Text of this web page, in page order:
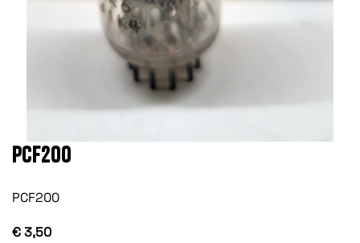
PCF200
PCF200
€ 3,50